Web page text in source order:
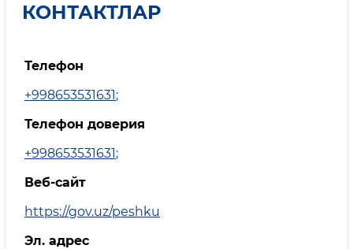
КОНТАКТЛАР
Телефон
+998653531631;
Телефон доверия
+998653531631;
Веб-сайт
https://gov.uz/peshku
Эл. адрес